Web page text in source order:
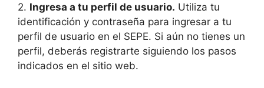
2. Ingresa a tu perfil de usuario. Utiliza tu
identificación y contraseña para ingresar a tu
perfil de usuario en el SEPE. Si aún no tienes un
perfil, deberás registrarte siguiendo los pasos
indicados en el sitio web.